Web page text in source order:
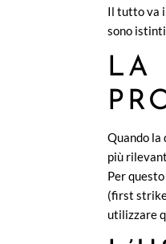
Il tutto va
sono
LA
Quando la
più
Per
(first
utilizzare